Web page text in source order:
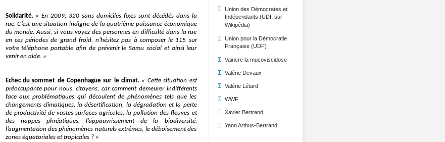
Union des Démocrates et
Indépendants (UDI, sur
Wikipédia)
Union pour la Démocratie
Française (UDF)
Vaincre la mucoviscidose
Valérie Devaux
Valérie Létard
WWF
Xavier Bertrand
Yann Arthus-Bertrand
Solidarité. « En 2009, 320 sans domiciles fixes sont décédés dans la
rue. C’est une situation indigne de la quatrième puissance économique
du monde. Aussi, si vous voyez des personnes en difficulté dans la rue
en ces périodes de grand froid, n’hésitez pas à composer le 115 sur
votre téléphone portable afin de prévenir le Samu social et ainsi leur
venir en aide. »
Echec du sommet de Copenhague sur le climat. « Cette situation est
préoccupante pour nous, citoyens, car comment demeurer indifférents
face aux problématiques qui découlent de phénomènes tels que les
changements climatiques, la désertification, la dégradation et la perte
de productivité de vastes surfaces agricoles, la pollution des fleuves et
des nappes phréatiques, l’appauvrissement de la biodiversité,
l’augmentation des phénomènes naturels extrêmes, le déboisement des
zones équatoriales et tropicales ?»